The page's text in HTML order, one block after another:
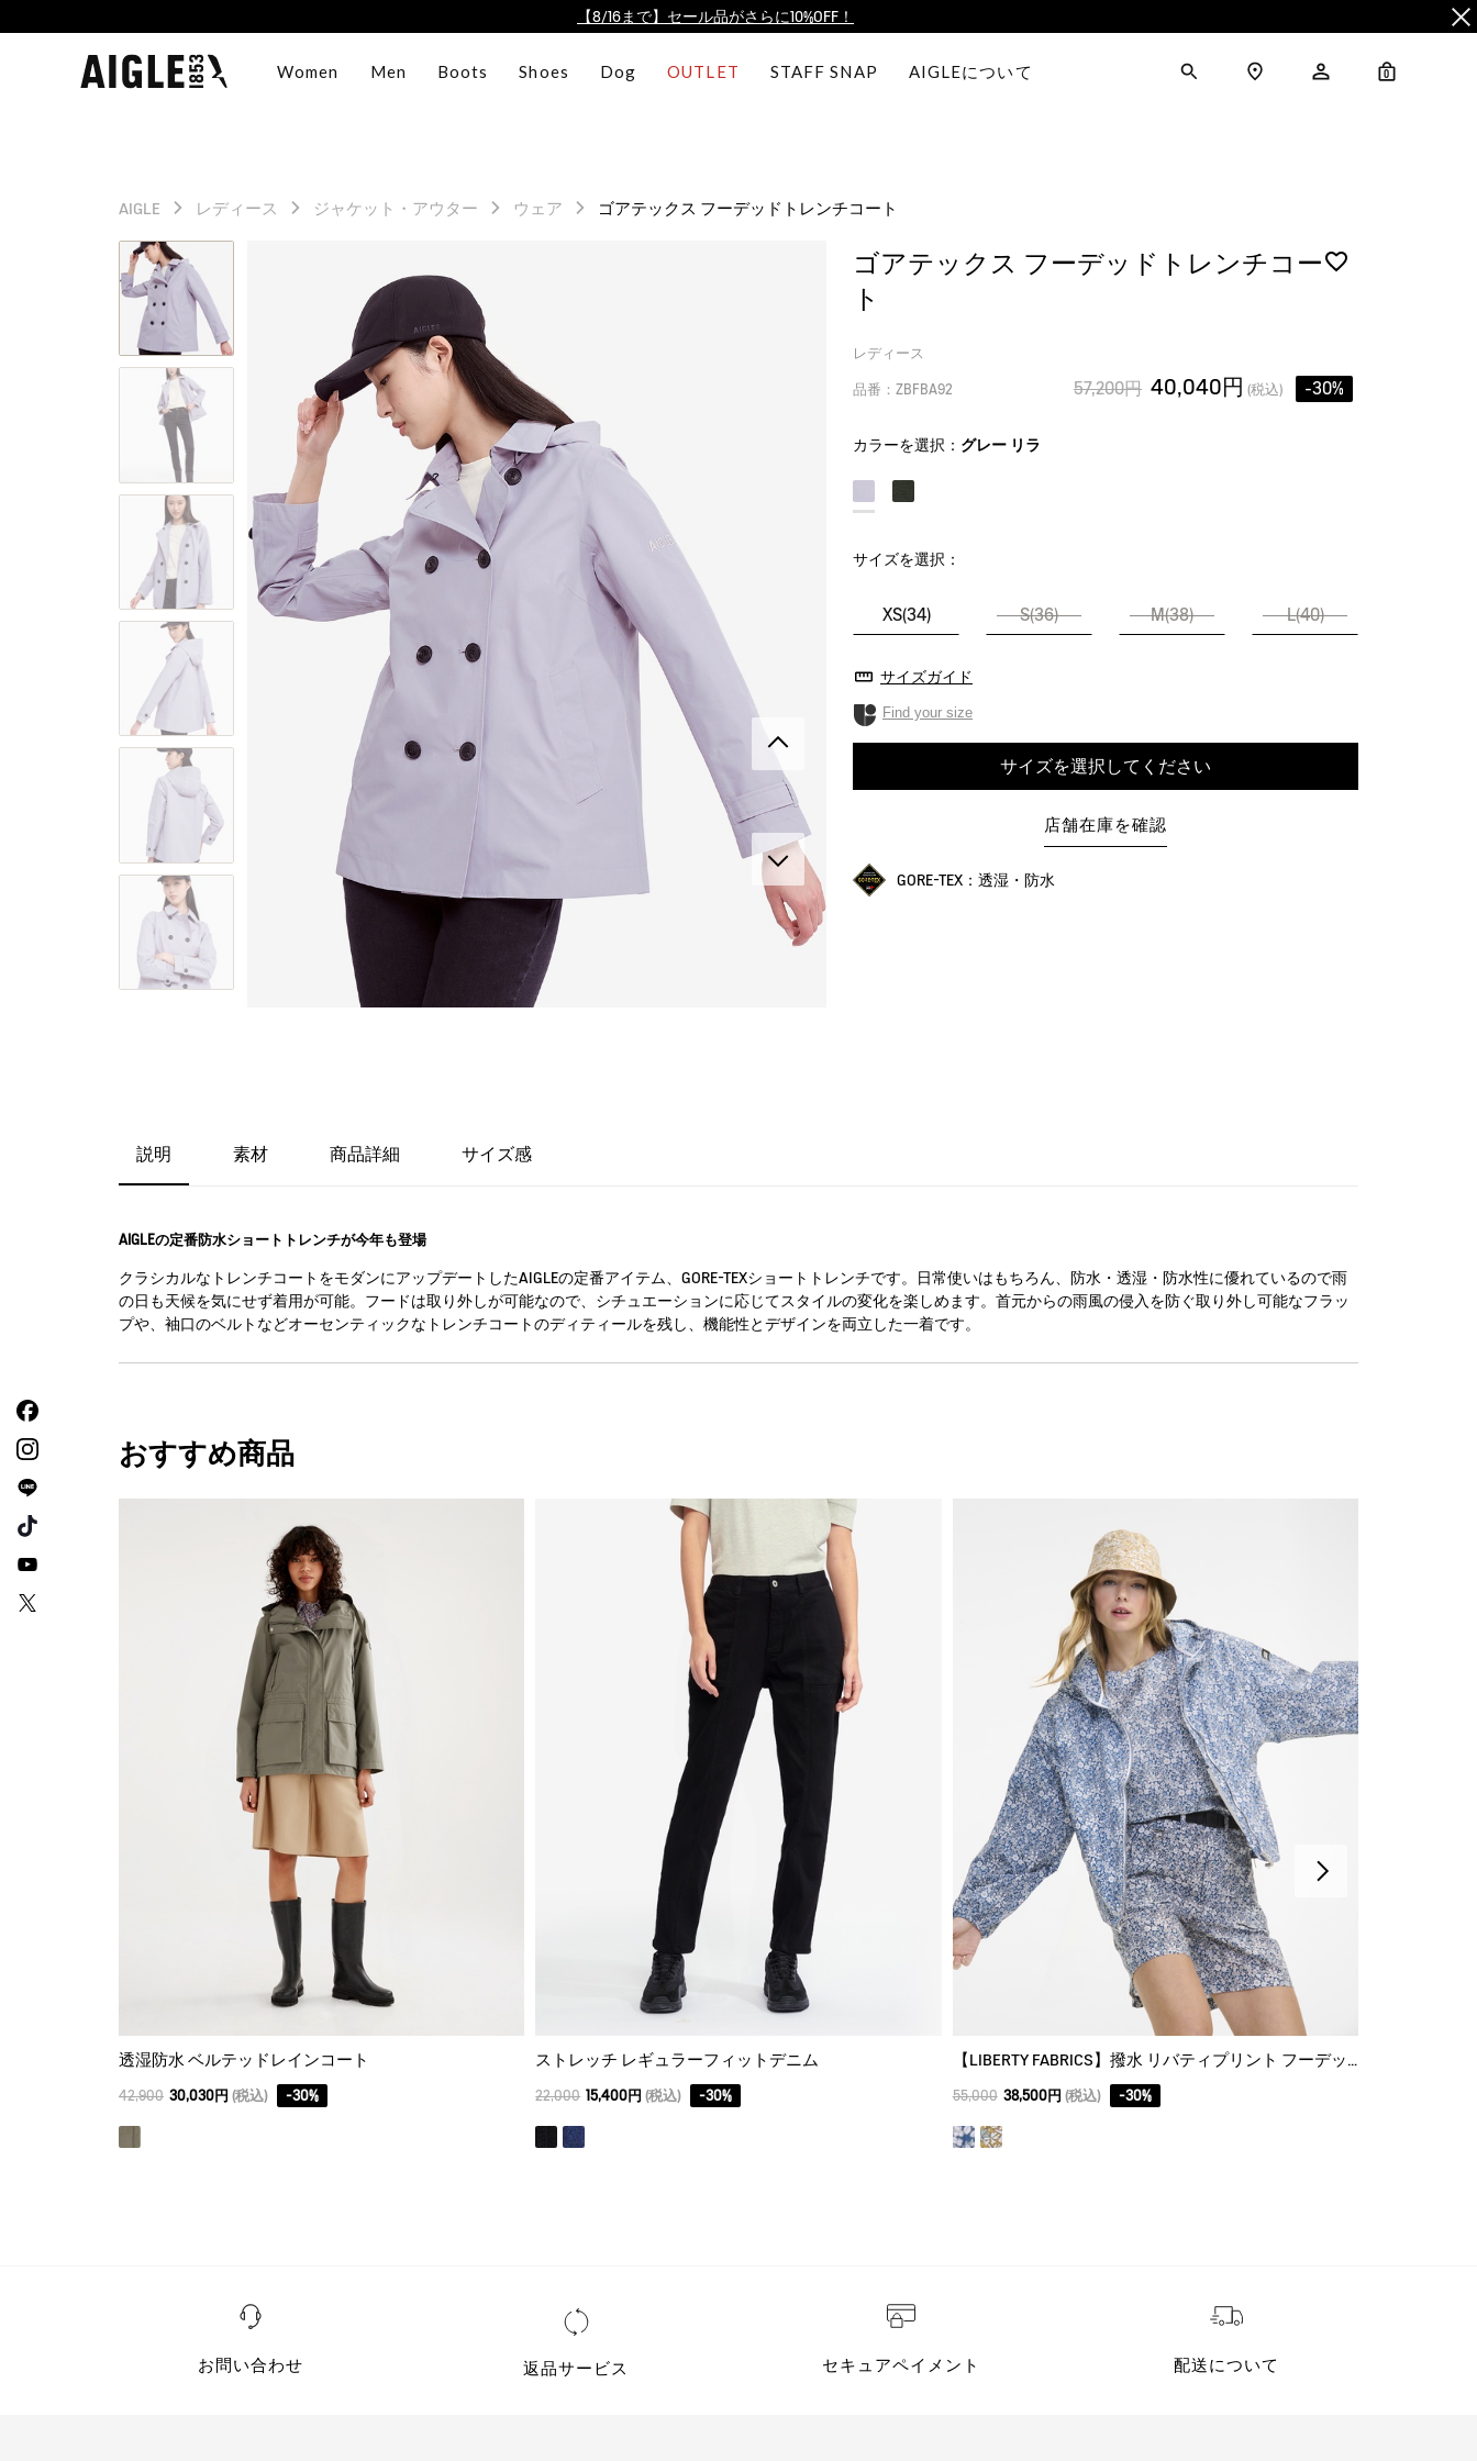
【最大50%OFF】FINAL SALEがスタート！
AIGLE CLUB ポイントサービス終了のお知らせ
AIGLE CLUB ポイントサービス終了のお知らせ
Women Men Boots Shoes Dog OUTLET STAFF SNAP AIGLEについて 0
AIGLE レディース ジャケット・アウター ウェア ゴアテックス フーデッドトレンチコート
ゴアテックス フーデッドトレンチコー
ト
レディース
品番：ZBFBA92 57,200円 40,040円 (税込) -30%
カラーを選択： グレー リラ
サイズを選択：
XS(34) S(36) M(38) L(40)
サイズガイド
Find your size
サイズを選択してください
店舗在庫を確認
GORE-TEX：透湿・防水
説明 素材 商品詳細 サイズ感
AIGLEの定番防水ショートトレンチが今年も登場
クラシカルなトレンチコートをモダンにアップデートしたAIGLEの定番アイテム、GORE-TEXショートトレンチです。日常使いはもちろん、防水・透湿・防水性に優れているので雨
の日も天候を気にせず着用が可能。フードは取り外しが可能なので、シチュエーションに応じてスタイルの変化を楽しめます。首元からの雨風の侵入を防ぐ取り外し可能なフラッ
プや、袖口のベルトなどオーセンティックなトレンチコートのディティールを残し、機能性とデザインを両立した一着です。
おすすめ商品
透湿防水 ベルテッドレインコート
42,900 30,030円 (税込) -30%
ストレッチ レギュラーフィットデニム
22,000 15,400円 (税込) -30%
【LIBERTY FABRICS】撥水 リバティプリント フーデッドジャケット
55,000 38,500円 (税込) -30%
お問い合わせ 返品サービス セキュアペイメント 配送について